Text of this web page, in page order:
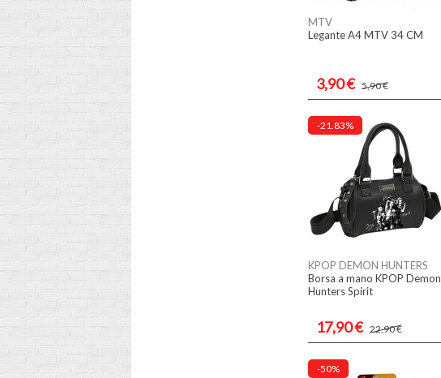
MTV
Legante A4 MTV 34 CM
3,90 € 5,90 €
-21.83%
KPOP DEMON HUNTERS
Borsa a mano KPOP Demon
Hunters Spirit
17,90 € 22,90 €
-50%